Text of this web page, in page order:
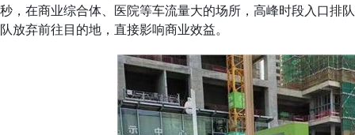
秒，在商业综合体、医院等车流量大的场所，高峰时段入口排
队放弃前往目的地，直接影响商业效益。